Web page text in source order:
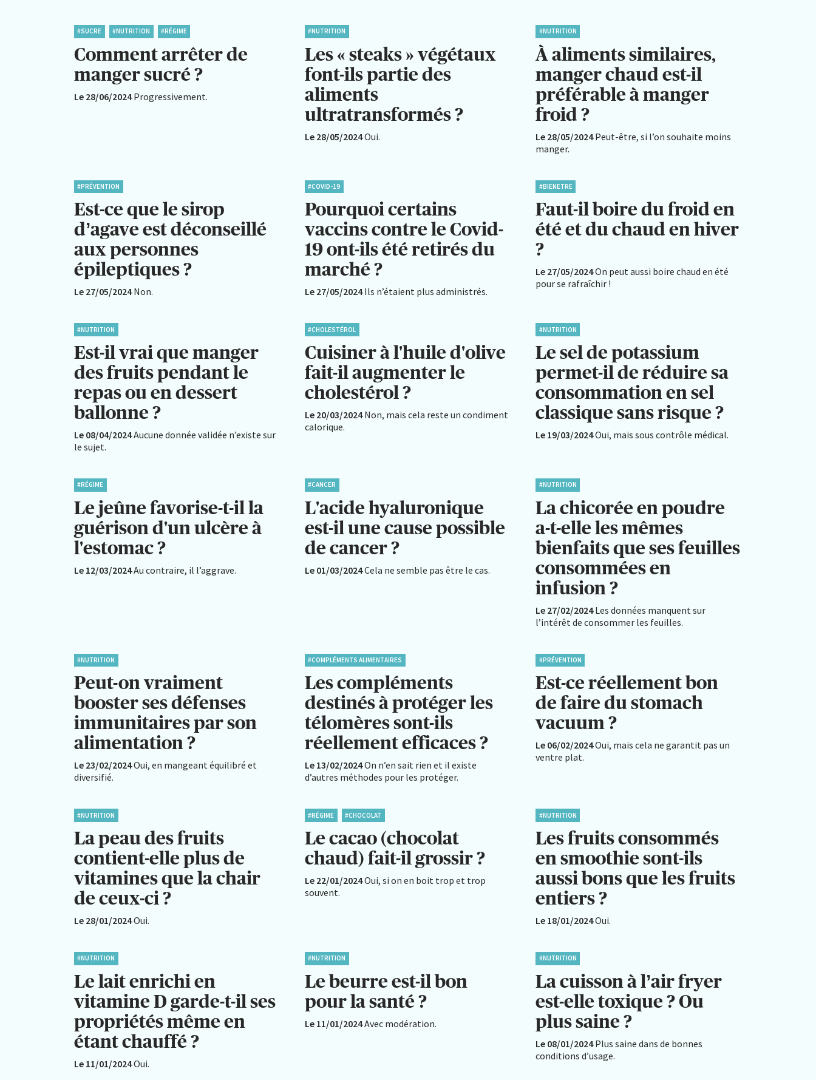
#SUCRE #NUTRITION #RÉGIME
Comment arrêter de
manger sucré ?
Le 28/06/2024 Progressivement.
#NUTRITION
Les « steaks » végétaux
font-ils partie des
aliments
ultratransformés ?
Le 28/05/2024Oui.
#NUTRITION
À aliments similaires,
manger chaud est-il
préférable à manger
froid ?
Le 28/05/2024Peut-être, si l’on souhaite moins
manger.
#PRÉVENTION
Est-ce que le sirop
d’agave est déconseillé
aux personnes
épileptiques ?
Le 27/05/2024 Non.
#COVID-19
Pourquoi certains
vaccins contre le Covid-
19 ont-ils été retirés du
marché ?
Le 27/05/2024Ils n’étaient plus administrés.
#BIENETRE
Faut-il boire du froid en
été et du chaud en hiver
?
Le 27/05/2024On peut aussi boire chaud en été
pour se rafraîchir !
#NUTRITION
Est-il vrai que manger
des fruits pendant le
repas ou en dessert
ballonne ?
Le 08/04/2024Aucune donnée validée n’existe sur
le sujet.
#CHOLESTÉROL
Cuisiner à l'huile d'olive
fait-il augmenter le
cholestérol ?
Le 20/03/2024Non, mais cela reste un condiment
calorique.
#NUTRITION
Le sel de potassium
permet-il de réduire sa
consommation en sel
classique sans risque ?
Le 19/03/2024Oui, mais sous contrôle médical.
#RÉGIME
Le jeûne favorise-t-il la
guérison d'un ulcère à
l'estomac ?
Le 12/03/2024Au contraire, il l’aggrave.
#CANCER
L'acide hyaluronique
est-il une cause possible
de cancer ?
Le 01/03/2024Cela ne semble pas être le cas.
#NUTRITION
La chicorée en poudre
a-t-elle les mêmes
bienfaits que ses feuilles
consommées en
infusion ?
Le 27/02/2024Les données manquent sur
l’intérêt de consommer les feuilles.
#NUTRITION
Peut-on vraiment
booster ses défenses
immunitaires par son
alimentation ?
Le 23/02/2024Oui, en mangeant équilibré et
diversifié.
#COMPLÉMENTS ALIMENTAIRES
Les compléments
destinés à protéger les
télomères sont-ils
réellement efficaces ?
Le 13/02/2024On n’en sait rien et il existe
d’autres méthodes pour les protéger.
#PRÉVENTION
Est-ce réellement bon
de faire du stomach
vacuum ?
Le 06/02/2024Oui, mais cela ne garantit pas un
ventre plat.
#NUTRITION
La peau des fruits
contient-elle plus de
vitamines que la chair
de ceux-ci ?
Le 28/01/2024Oui.
#RÉGIME #CHOCOLAT
Le cacao (chocolat
chaud) fait-il grossir ?
Le 22/01/2024Oui, si on en boit trop et trop
souvent.
#NUTRITION
Les fruits consommés
en smoothie sont-ils
aussi bons que les fruits
entiers ?
Le 18/01/2024Oui.
#NUTRITION
Le lait enrichi en
vitamine D garde-t-il ses
propriétés même en
étant chauffé ?
Le 11/01/2024Oui.
#NUTRITION
Le beurre est-il bon
pour la santé ?
Le 11/01/2024Avec modération.
#NUTRITION
La cuisson à l’air fryer
est-elle toxique ? Ou
plus saine ?
Le 08/01/2024Plus saine dans de bonnes
conditions d’usage.